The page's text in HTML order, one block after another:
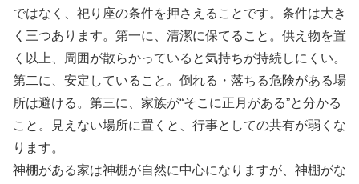
ではなく、祀り座の条件を押さえることです。条件は大き
く三つあります。第一に、清潔に保てること。供え物を置
く以上、周囲が散らかっていると気持ちが持続しにくい。
第二に、安定していること。倒れる・落ちる危険がある場
所は避ける。第三に、家族が“そこに正月がある”と分かる
こと。見えない場所に置くと、行事としての共有が弱くな
ります。
神棚がある家は神棚が自然に中心になりますが、神棚がな